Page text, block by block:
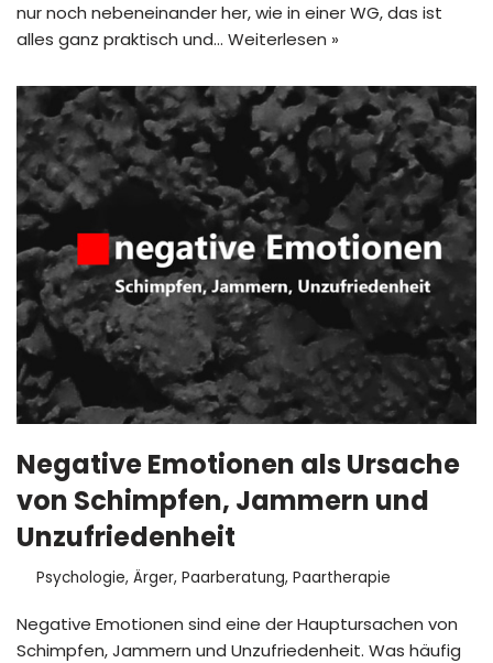
nur noch nebeneinander her, wie in einer WG, das ist
alles ganz praktisch und… Weiterlesen »
Negative Emotionen als Ursache
von Schimpfen, Jammern und
Unzufriedenheit
Psychologie, Ärger, Paarberatung, Paartherapie
Negative Emotionen sind eine der Hauptursachen von
Schimpfen, Jammern und Unzufriedenheit. Was häufig